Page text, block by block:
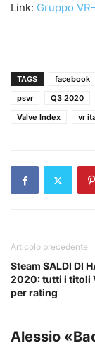
Link: Gruppo
TAGS facebook
psvr
Q3 2020
Valve Index
vr
Articolo precedente
Steam SALDI DI
2020: tutti i titoli
per rating
Alessio